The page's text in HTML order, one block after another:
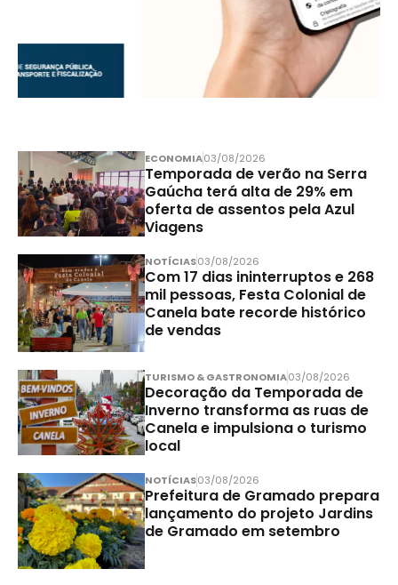
ECONOMIA03/08/2026
Temporada de verão na Serra
Gaúcha terá alta de 29% em
oferta de assentos pela Azul
Viagens
NOTÍCIAS03/08/2026
Com 17 dias ininterruptos e 268
mil pessoas, Festa Colonial de
Canela bate recorde histórico
de vendas
TURISMO & GASTRONOMIA03/08/2026
Decoração da Temporada de
Inverno transforma as ruas de
Canela e impulsiona o turismo
local
NOTÍCIAS03/08/2026
Prefeitura de Gramado prepara
lançamento do projeto Jardins
de Gramado em setembro